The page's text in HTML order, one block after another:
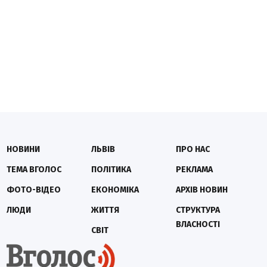
НОВИНИ
ТЕМА ВГОЛОС
ФОТО-ВІДЕО
ЛЮДИ
ЛЬВІВ
ПОЛІТИКА
ЕКОНОМІКА
ЖИТТЯ
СВІТ
ПРО НАС
РЕКЛАМА
АРХІВ НОВИН
СТРУКТУРА
ВЛАСНОСТІ